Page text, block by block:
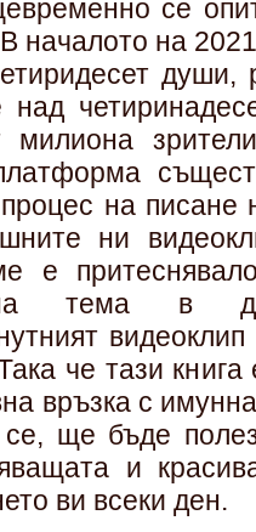
се
началото на
души,
над
милиона
на писане
ни
е
тема в
че тази
връзка с
ще бъде
и
ви всеки ден.